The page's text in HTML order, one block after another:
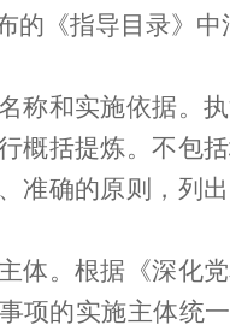
的《指导目录》
和实施依据。执
概括提炼。不包
准确的原则，列
。根据《深化党
项的实施主体统